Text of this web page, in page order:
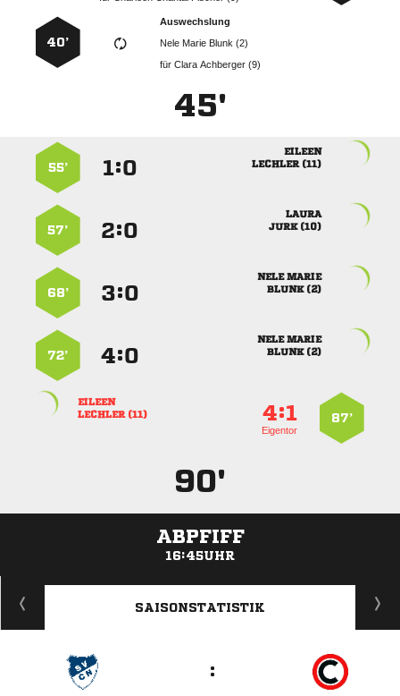
Auswechslung
   
für  
40’
45'

 
:
55’

 
:
57’
 
 
:
68’
 
 
:
72’
87’
:
Eigentor

 
90'
ABPFIFF
16:45UHR
ANZEIGE
SAISONSTATISTIK
: